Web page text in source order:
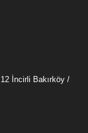
İncirli Bakırköy /